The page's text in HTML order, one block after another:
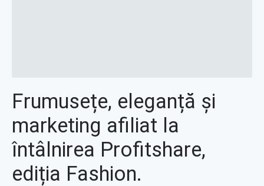
Frumusețe, eleganță și
marketing afiliat la
întâlnirea Profitshare,
ediția Fashion.